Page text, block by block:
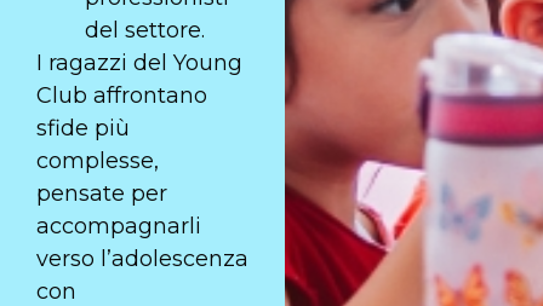
del settore.
I ragazzi del Young
Club affrontano
sfide più
complesse,
pensate per
accompagnarli
verso l’adolescenza
con